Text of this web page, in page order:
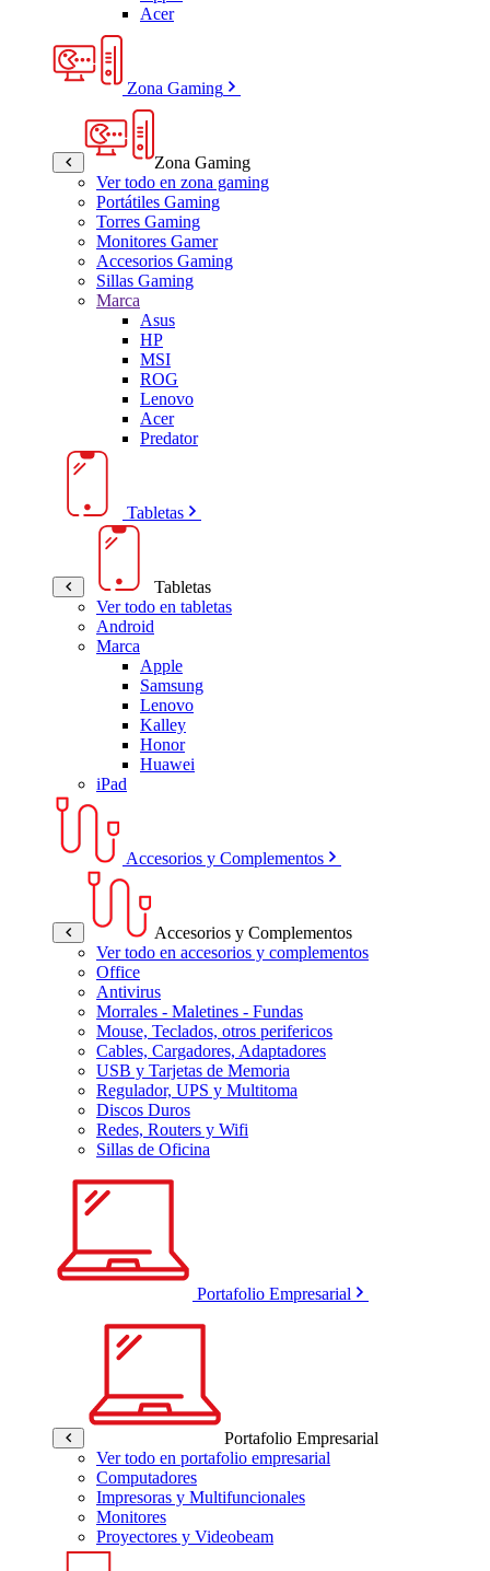
Acer
Zona Gaming
Zona Gaming
Ver todo en zona gaming
Portátiles Gaming
Torres Gaming
Monitores Gamer
Accesorios Gaming
Sillas Gaming
Marca
Asus
HP
MSI
ROG
Lenovo
Acer
Predator
Tabletas
Tabletas
Ver todo en tabletas
Android
Marca
Apple
Samsung
Lenovo
Kalley
Honor
Huawei
iPad
Accesorios y Complementos
Accesorios y Complementos
Ver todo en accesorios y complementos
Office
Antivirus
Morrales - Maletines - Fundas
Mouse, Teclados, otros perifericos
Cables, Cargadores, Adaptadores
USB y Tarjetas de Memoria
Regulador, UPS y Multitoma
Discos Duros
Redes, Routers y Wifi
Sillas de Oficina
Portafolio Empresarial
Portafolio Empresarial
Ver todo en portafolio empresarial
Computadores
Impresoras y Multifuncionales
Monitores
Proyectores y Videobeam